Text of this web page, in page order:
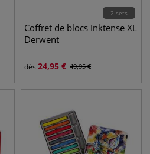
2 sets
Coffret de blocs Inktense XL
Derwent
dès 24,95 € 49,95€